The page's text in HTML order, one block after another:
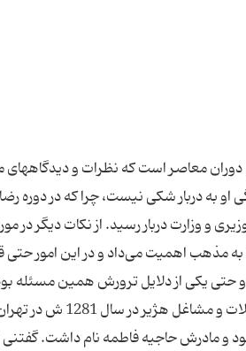
معاصر است که نظرات و دیدگاههای
به دربار شکی نیست، چرا که در دوره
و وزارت دربار رسید. از نکات دیگر
مذهب اهمیت می‌داد و در این امور حتی
یکی از دلایل ترورش همین مسئله
بررسی می‌کنیم. 1.
بود و مادرش حاجیه فاطمه نام داشت.